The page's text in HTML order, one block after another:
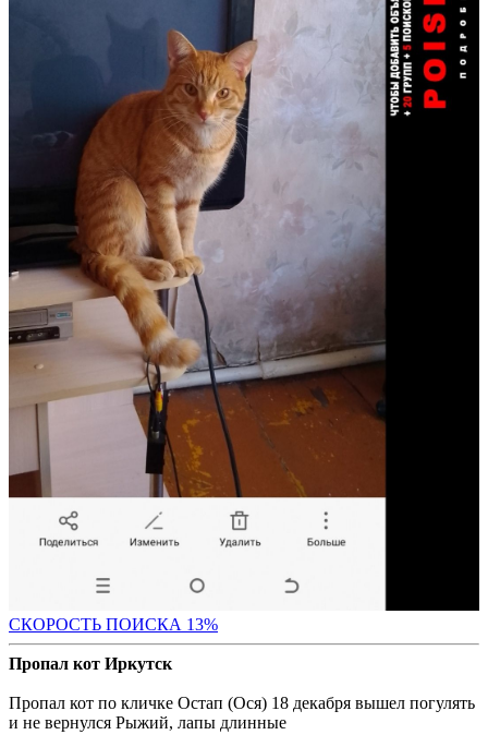
СКОРОСТЬ ПОИСКА 13%
Пропал кот Иркутск
Пропал кот по кличке Остап (Ося) 18 декабря вышел погулять
и не вернулся Рыжий, лапы длинные